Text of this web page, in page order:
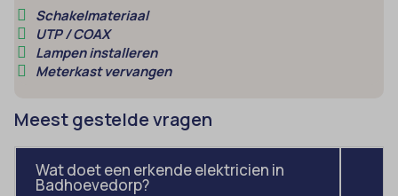
Schakelmateriaal
UTP / COAX
Lampen installeren
Meterkast vervangen
Meest gestelde vragen
Wat doet een erkende elektricien in
Badhoevedorp?
et-pb-recent-items-colors
et-pb-recent-items-font_family
googtrans
gt_auto_switch
intercom-id-*
av_lang
av_tunnel
borlabs-cookie
cb-enabled